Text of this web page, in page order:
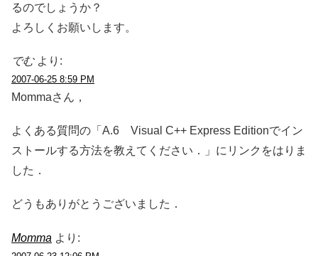
るのでしょうか？
よろしくお願いします。
でむ より:
2007-06-25 8:59 PM
Mommaさん，
よくある質問の「A.6 Visual C++ Express Editionでイン
ストールする方法を教えてください．」にリンクをはりま
した．
どうもありがとうございました．
Momma より: